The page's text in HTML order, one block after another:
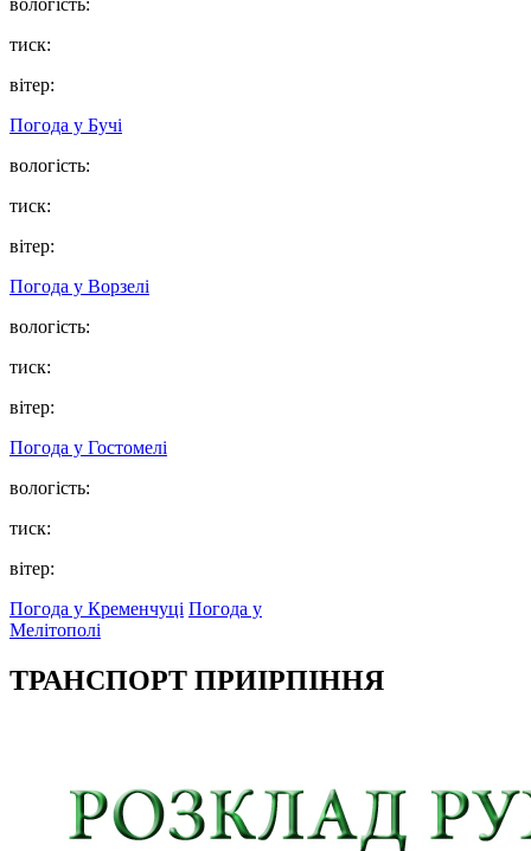
вологість:
тиск:
вітер:
Погода у Бучі
вологість:
тиск:
вітер:
Погода у Ворзелі
вологість:
тиск:
вітер:
Погода у Гостомелі
вологість:
тиск:
вітер:
Погода у Кременчуці Погода у
Мелітополі
ТРАНСПОРТ ПРИІРПІННЯ